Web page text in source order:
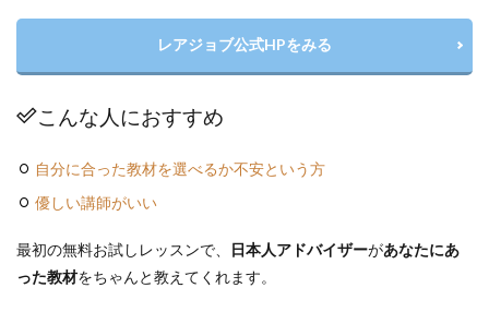
レアジョブ公式HPをみる
こんな人におすすめ
自分に合った教材を選べるか不安という方
優しい講師がいい
最初の無料お試しレッスンで、 日本人アドバイザーがあなたにあ
った教材をちゃんと教えてくれます。